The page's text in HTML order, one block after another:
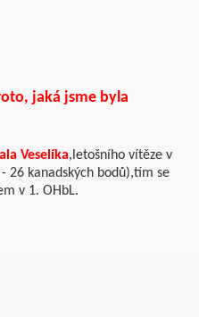
jaká jsme byla
Veselíka,letošního vítěze v
26 kanadských bodů),tím se
v 1. OHbL.